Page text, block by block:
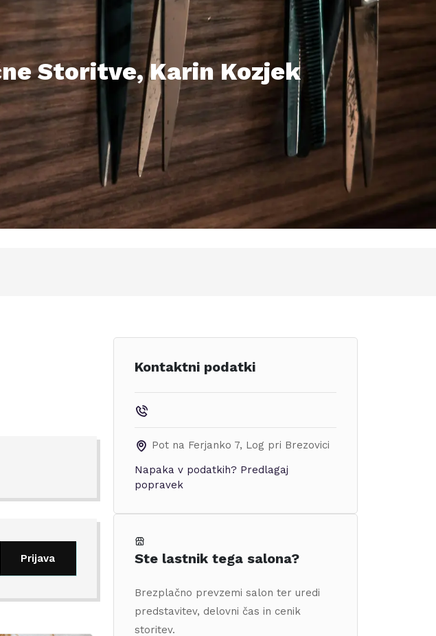
Storitve, Karin Kozjek
Prijava
Kontaktni podatki
Pot na Ferjanko 7, Log pri Brezovici
Napaka v podatkih? Predlagaj
popravek
Ste lastnik tega salona?
Brezplačno prevzemi salon ter uredi
predstavitev, delovni čas in cenik
storitev.